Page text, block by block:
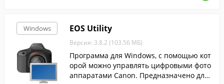
Windows EOS Utility
Версия: 3.8.2 (103.56 МБ)
Программа для Windows, с помощью кот
орой можно управлять цифровыми фото
аппаратами Canon. Предназначено для